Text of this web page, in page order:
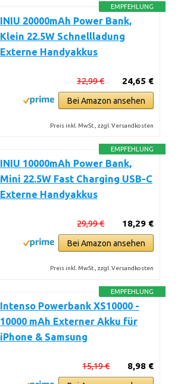
EMPFEHLUNG
INIU 20000mAh Power Bank,
Klein 22.5W Schnellladung
Externe Handyakkus
24,65 €
32,99 €
Bei Amazon ansehen
Preis inkl. MwSt., zzgl. Versandkosten
EMPFEHLUNG
INIU 10000mAh Power Bank,
Mini 22.5W Fast Charging USB-C
Externe Handyakkus
18,29 €
29,99 €
Bei Amazon ansehen
Preis inkl. MwSt., zzgl. Versandkosten
EMPFEHLUNG
Intenso Powerbank XS10000 -
10000 mAh Externer Akku für
iPhone & Samsung
8,98 €
15,19 €